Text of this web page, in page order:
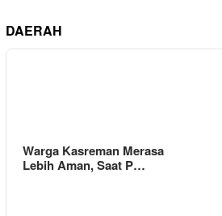
DAERAH
Warga Kasreman Merasa
Lebih Aman, Saat P…